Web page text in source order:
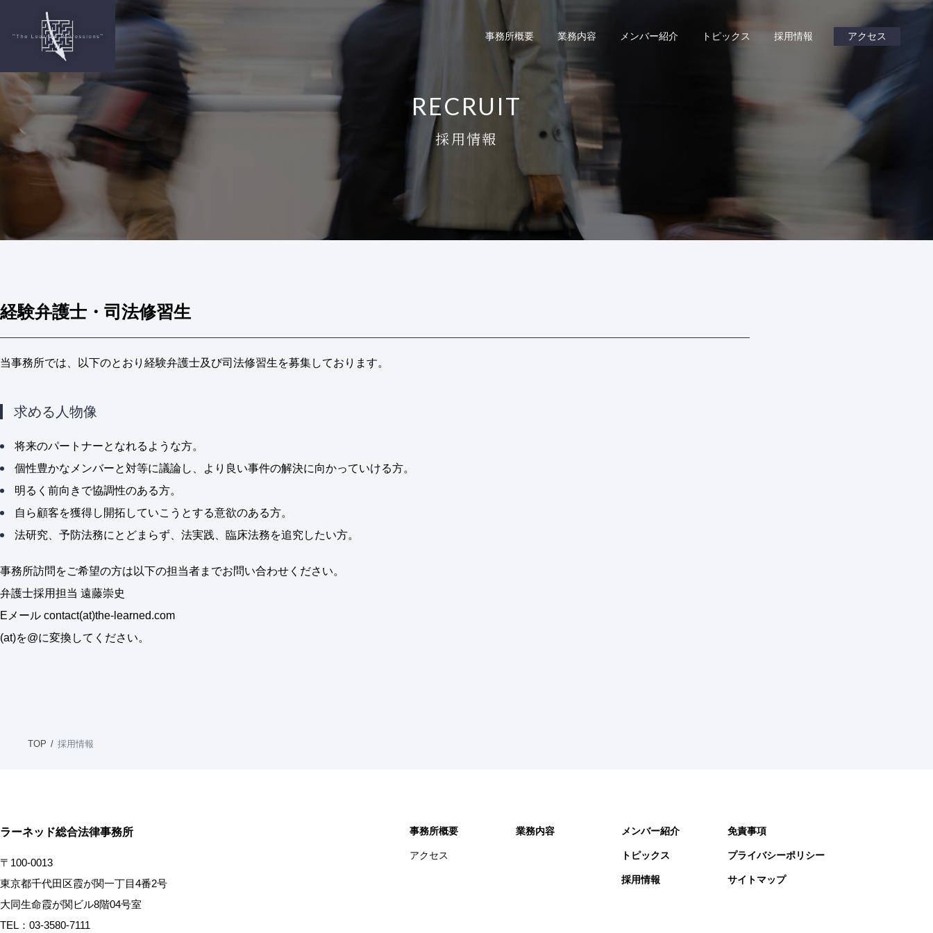
事務所概要 業務内容 メンバー紹介 トピックス 採用情報 アクセス
RECRUIT
採用情報
経験弁護士・司法修習生
当事務所では、以下のとおり経験弁護士及び司法修習生を募集しております。
求める人物像
将来のパートナーとなれるような方。
個性豊かなメンバーと対等に議論し、より良い事件の解決に向かっていける方。
明るく前向きで協調性のある方。
自ら顧客を獲得し開拓していこうとする意欲のある方。
法研究、予防法務にとどまらず、法実践、臨床法務を追究したい方。
事務所訪問をご希望の方は以下の担当者までお問い合わせください。
弁護士採用担当 遠藤崇史
Eメール contact(at)the-learned.com
(at)を@に変換してください。
TOP 採用情報
ラーネッド総合法律事務所
〒100-0013
東京都千代田区霞が関一丁目4番2号
大同生命霞が関ビル8階04号室
TEL：03-3580-7111
事務所概要
アクセス
業務内容 メンバー紹介
トピックス
採用情報
免責事項
プライバシーポリシー
サイトマップ